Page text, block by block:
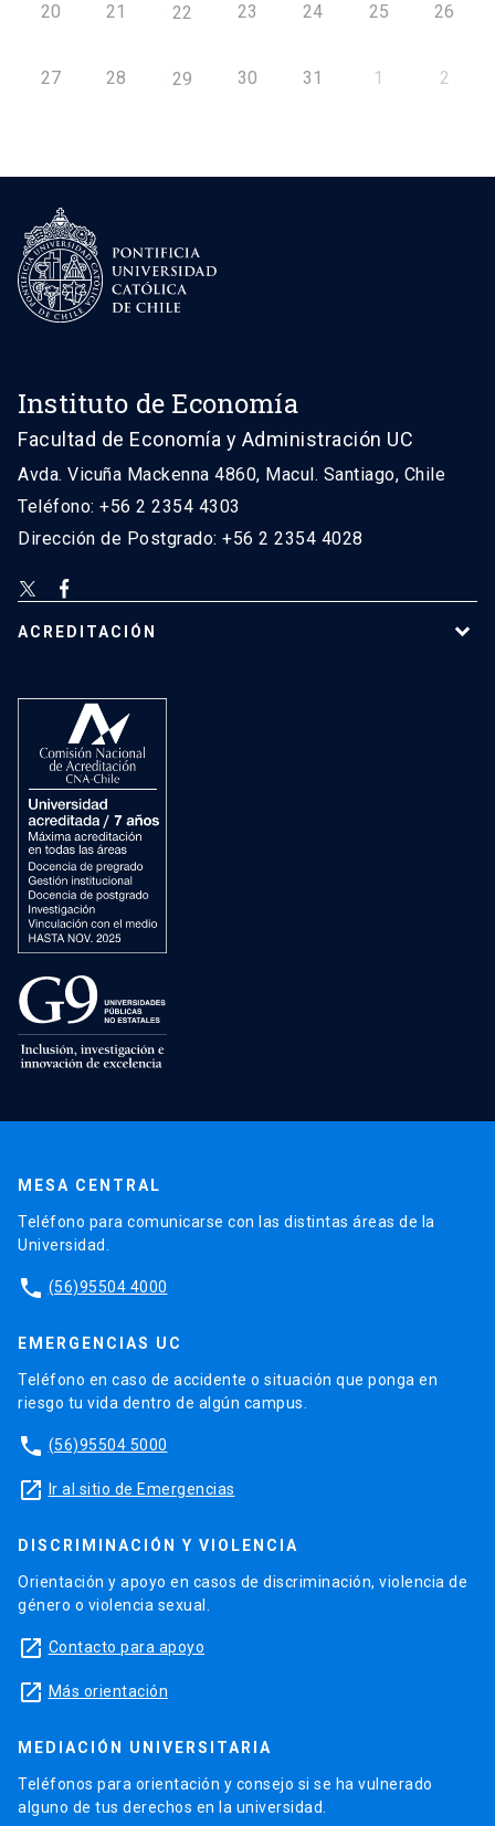
20 21 22 23 24 25 26
27 28 29 30 31 1 2
Instituto de Economía
Facultad de Economía y Administración UC
Avda. Vicuña Mackenna 4860, Macul. Santiago, Chile
Teléfono: +56 2 2354 4303
Dirección de Postgrado: +56 2 2354 4028
ACREDITACIÓN
MESA CENTRAL
Teléfono para comunicarse con las distintas áreas de la
Universidad.
phone (56)95504 4000
EMERGENCIAS UC
Teléfono en caso de accidente o situación que ponga en
riesgo tu vida dentro de algún campus.
phone (56)95504 5000
launch Ir al sitio de Emergencias
DISCRIMINACIÓN Y VIOLENCIA
Orientación y apoyo en casos de discriminación, violencia de
género o violencia sexual.
launch Contacto para apoyo
launch Más orientación
MEDIACIÓN UNIVERSITARIA
Teléfonos para orientación y consejo si se ha vulnerado
alguno de tus derechos en la universidad.